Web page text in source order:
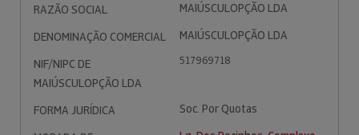
RAZÃO SOCIAL
MAIÚSCULOPÇÃO LDA
DENOMINAÇÃO COMERCIAL
MAIÚSCULOPÇÃO LDA
NIF/NIPC DE
MAIÚSCULOPÇÃO LDA
517969718
FORMA JURÍDICA
Soc. Por Quotas